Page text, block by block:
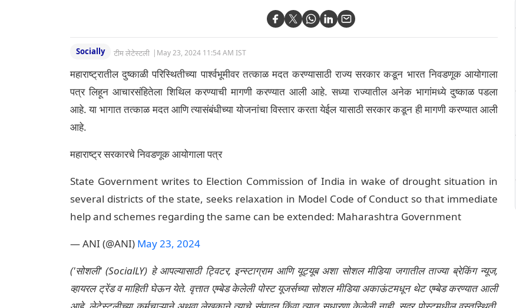
Socially टीम लेटेस्टली | May 23, 2024 11:54 AM IST
महाराष्ट्रातील दुष्काळी परिस्थितीच्या पार्श्वभूमीवर तत्काळ मदत करण्यासाठी राज्य सरकार कडून भारत निवडणूक आयोगाला
पत्र लिहून आचारसंहितेला शिथिल करण्याची मागणी करण्यात आली आहे. सध्या राज्यातील अनेक भागांमध्ये दुष्काळ पडला
आहे. या भागात तत्काळ मदत आणि त्यासंबंधीच्या योजनांचा विस्तार करता येईल यासाठी सरकार कडून ही मागणी करण्यात आली
आहे.
महाराष्ट्र सरकारचे निवडणूक आयोगाला पत्र
State Government writes to Election Commission of India in wake of drought situation in
several districts of the state, seeks relaxation in Model Code of Conduct so that immediate
help and schemes regarding the same can be extended: Maharashtra Government
— ANI (@ANI) May 23, 2024
('सोशली' (SocialLY) हे आपल्यासाठी ट्विटर, इन्स्टाग्राम आणि यूट्यूब अशा सोशल मीडिया जगातील ताज्या ब्रेकिंग न्यूज,
व्हायरल ट्रेंड व माहिती घेऊन येते. वृत्तात एम्बेड केलेली पोस्ट यूजर्सच्या सोशल मीडिया अकाऊंटमधून थेट एम्बेड करण्यात आली